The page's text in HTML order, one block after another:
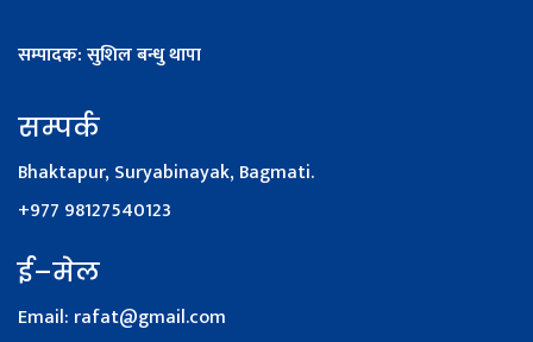
सम्पादक: सुशिल बन्धु थापा
सम्पर्क
Bhaktapur, Suryabinayak, Bagmati.
+977 98127540123
ई–मेल
Email: rafat@gmail.com